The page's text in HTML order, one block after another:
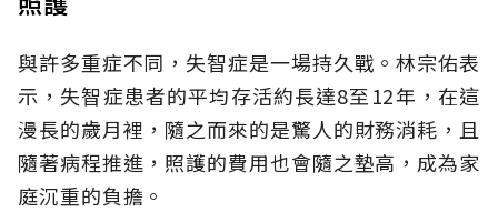
與許多重症不同，失智症是一場持久戰。林宗佑表
示，失智症患者的平均存活約長達8至12年，在這
漫長的歲月裡，隨之而來的是驚人的財務消耗，且
隨著病程推進，照護的費用也會隨之墊高，成為家
庭沉重的負擔。